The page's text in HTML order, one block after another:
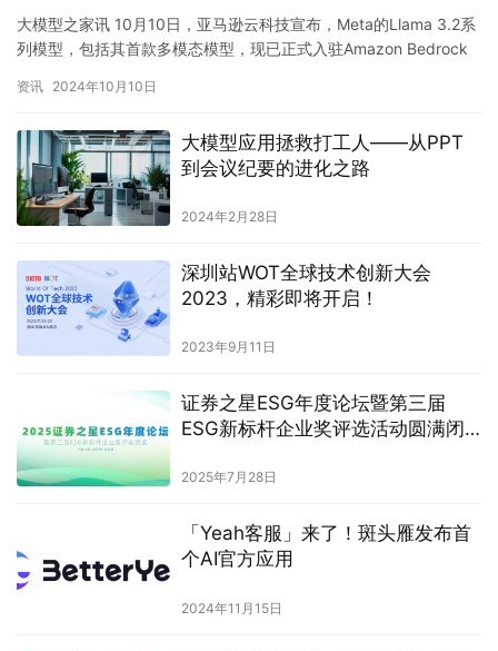
大模型之家讯 10月10日，亚马逊云科技宣布，Meta的Llama 3.2系
列模型，包括其首款多模态模型，现已正式入驻Amazon Bedrock
资讯 2024年10月10日
大模型应用拯救打工人——从PPT
到会议纪要的进化之路
2024年2月28日
深圳站WOT全球技术创新大会
2023，精彩即将开启！
2023年9月11日
证券之星ESG年度论坛暨第三届
ESG新标杆企业奖评选活动圆满闭
2025年7月28日
「Yeah客服」来了！斑头雁发布首
个AI官方应用
2024年11月15日